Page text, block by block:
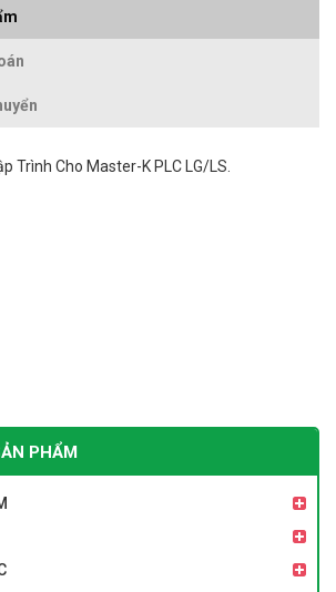
Trình Cho Master-K PLC LG/LS.
PHẨM